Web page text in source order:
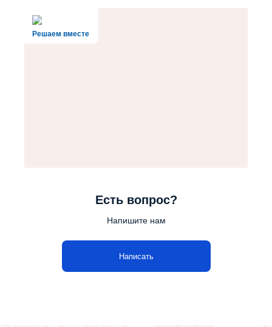
Решаем вместе
Есть вопрос?
Напишите нам
Написать